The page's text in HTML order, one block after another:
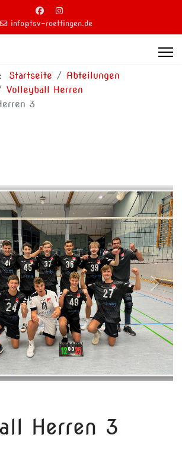
info@tsv-roettingen.de
Startseite
Abteilungen
Volleyball Herren
3
Next
Herren 3